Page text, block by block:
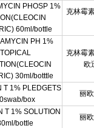
PHOSP 1%
60ml/bottle
克林霉
PH 1%
TOPICAL
30ml/botttle
克林霉
欧
T 1% PLEDGETS
box
丽
T 1% SOLUTION
bottle
丽